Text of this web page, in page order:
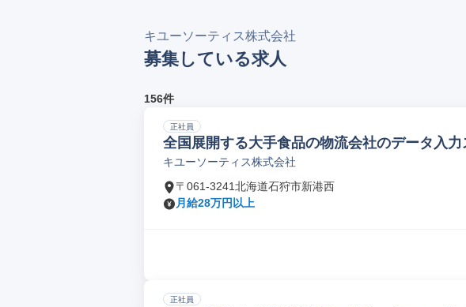
キユーソーティス株式会社
募集している求人
156件
正社員
全国展開する大手食品の物流会社のデータ入力
キユーソーティス株式会社
〒061-3241北海道石狩市新港西
月給28万円以上
正社員